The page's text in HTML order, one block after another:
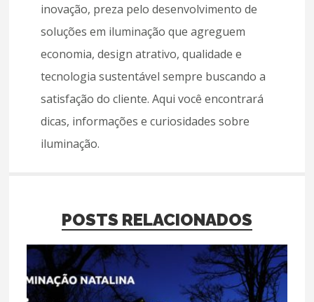
inovação, preza pelo desenvolvimento de
soluções em iluminação que agreguem
economia, design atrativo, qualidade e
tecnologia sustentável sempre buscando a
satisfação do cliente. Aqui você encontrará
dicas, informações e curiosidades sobre
iluminação.
POSTS RELACIONADOS